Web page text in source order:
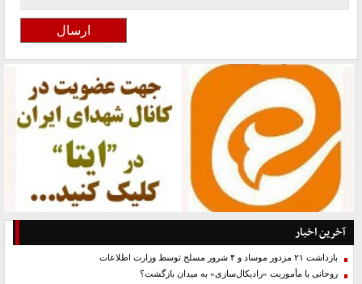
آخرین اخبار
بازداشت ۲۱ مزدور موساد و ۴ شرور مسلح توسط وزارت اطلاعات
روحانی با مأموریت «رادیکال‌سازی» به میدان بازگشت؟